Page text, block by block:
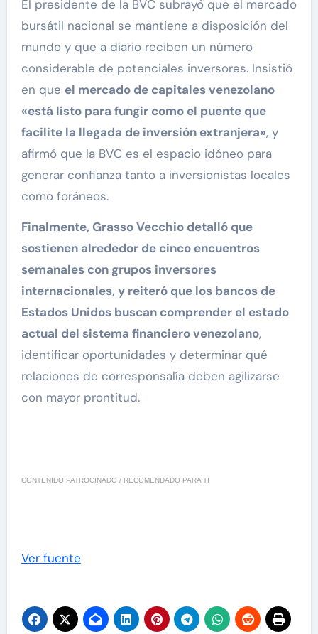
El presidente de la BVC subrayó que el mercado
bursátil nacional se mantiene a disposición del
mundo y que a diario reciben un número
considerable de potenciales inversores. Insistió
en que el mercado de capitales venezolano
«está listo para fungir como el puente que
facilite la llegada de inversión extranjera», y
afirmó que la BVC es el espacio idóneo para
generar confianza tanto a inversionistas locales
como foráneos.
Finalmente, Grasso Vecchio detalló que
sostienen alrededor de cinco encuentros
semanales con grupos inversores
internacionales, y reiteró que los bancos de
Estados Unidos buscan comprender el estado
actual del sistema financiero venezolano,
identificar oportunidades y determinar qué
relaciones de corresponsalía deben agilizarse
con mayor prontitud.
CONTENIDO PATROCINADO / RECOMENDADO PARA TI
Ver fuente